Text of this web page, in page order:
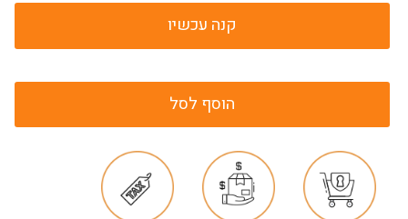
קנה עכשיו
הוסף לסל